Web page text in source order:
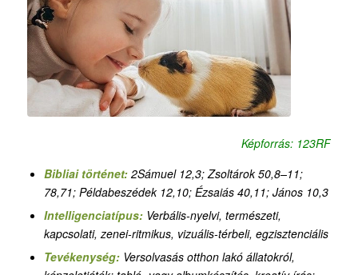
Képforrás: 123RF
Bibliai történet:2Sámuel 12,3; Zsoltárok 50,8–11;
78,71; Példabeszédek 12,10; Ézsaiás 40,11; János 10,3
Intelligenciatípus: Verbális-nyelvi, természeti,
kapcsolati, zenei-ritmikus, vizuális-térbeli, egzisztenciális
Tevékenység: Versolvasás otthon lakó állatokról,